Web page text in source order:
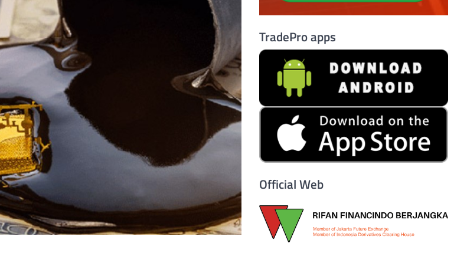
TradePro apps
Official Web